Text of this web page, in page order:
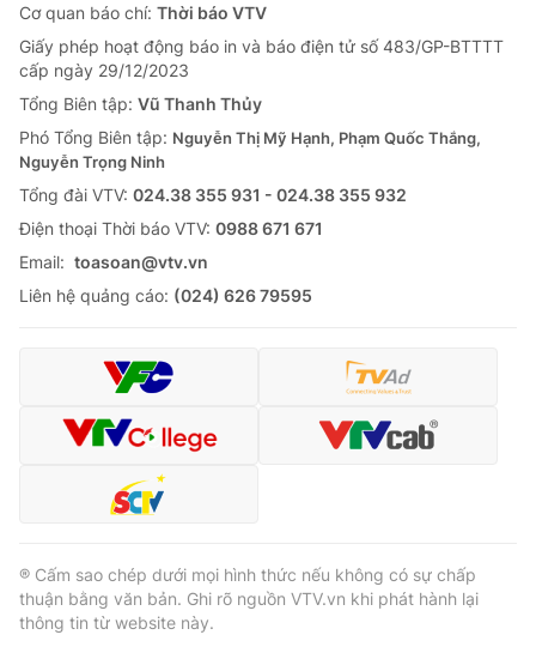
Cơ quan báo chí: Thời báo VTV
Giấy phép hoạt động báo in và báo điện tử số 483/GP-BTTTT
cấp ngày 29/12/2023
Tổng Biên tập: Vũ Thanh Thủy
Phó Tổng Biên tập: Nguyễn Thị Mỹ Hạnh, Phạm Quốc Thắng,
Nguyễn Trọng Ninh
Tổng đài VTV: 024.38 355 931 - 024.38 355 932
Ðiện thoại Thời báo VTV: 0988 671 671
Email: toasoan@vtv.vn
Liên hệ quảng cáo: (024) 626 79595
® Cấm sao chép dưới mọi hình thức nếu không có sự chấp
thuận bằng văn bản. Ghi rõ nguồn VTV.vn khi phát hành lại
thông tin từ website này.